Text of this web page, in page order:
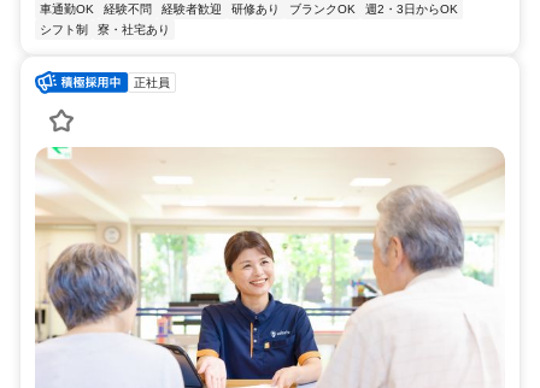
車通勤OK
経験不問 経験者歓迎 研修あり ブランクOK
週2・3日からOK
シフト制
寮・社宅あり
正社員